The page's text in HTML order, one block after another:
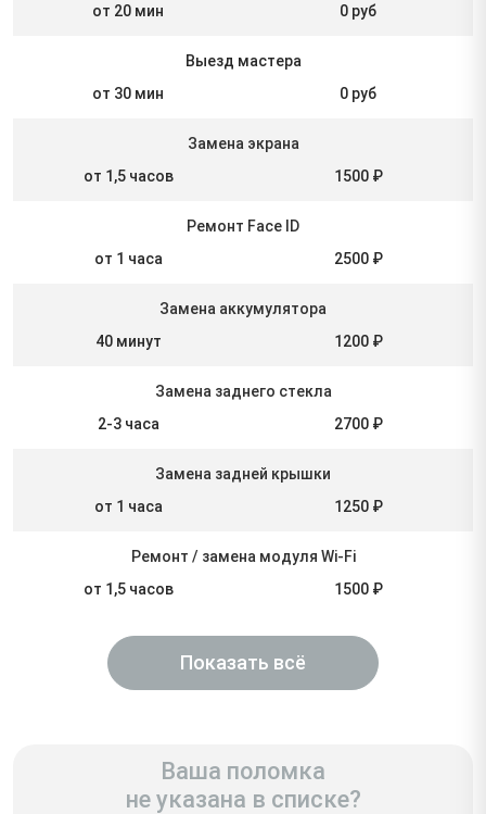
от 20 мин
0 руб
Выезд мастера
от 30 мин
0 руб
Замена экрана
от 1,5 часов
1500 ₽
Ремонт Face ID
от 1 часа
2500 ₽
Замена аккумулятора
40 минут
1200 ₽
Замена заднего стекла
2-3 часа
2700 ₽
Замена задней крышки
от 1 часа
1250 ₽
Ремонт / замена модуля Wi-Fi
от 1,5 часов
1500 ₽
Показать всё
Ваша поломка
не указана в списке?